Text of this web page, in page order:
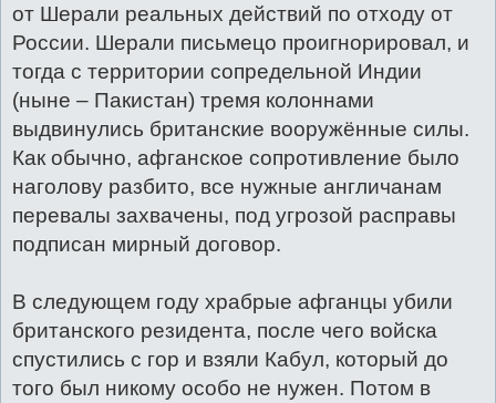
от Шерали реальных действий по отходу от
России. Шерали письмецо проигнорировал, и
тогда с территории сопредельной Индии
(ныне – Пакистан) тремя колоннами
выдвинулись британские вооружённые силы.
Как обычно, афганское сопротивление было
наголову разбито, все нужные англичанам
перевалы захвачены, под угрозой расправы
подписан мирный договор.
В следующем году храбрые афганцы убили
британского резидента, после чего войска
спустились с гор и взяли Кабул, который до
того был никому особо не нужен. Потом в